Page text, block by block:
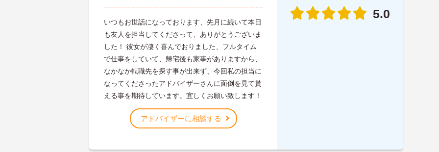
いつもお世話になっております、先月に続いて本日
も友人を担当してくださって、ありがとうございま
した！ 彼女が凄く喜んでおりました、フルタイム
で仕事をしていて、帰宅後も家事がありますから、
なかなか転職先を探す事が出来ず、今回私の担当に
なってくださったアドバイザーさんに面倒を見て貰
える事を期待しています。宜しくお願い致します！
アドバイザーに相談する
5.0